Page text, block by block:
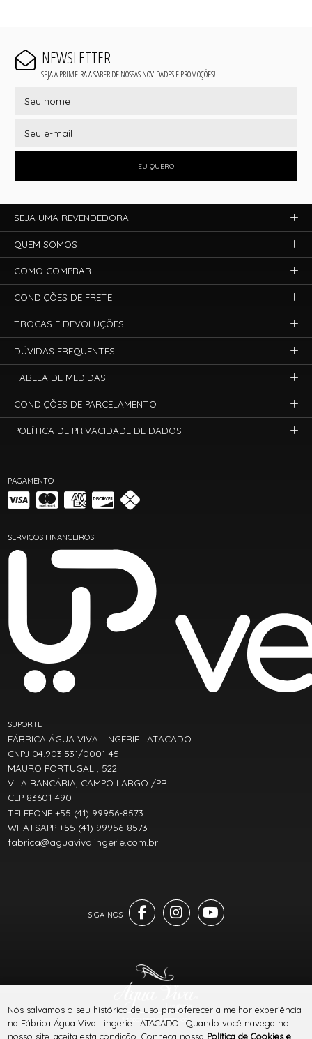
NEWSLETTER
SEJA A PRIMEIRA A SABER DE NOSSAS NOVIDADES E PROMOÇÕES!
EU QUERO
PAGAMENTO
SERVIÇOS FINANCEIROS
SUPORTE
FÁBRICA ÁGUA VIVA LINGERIE I ATACADO
CNPJ 04.903.531/0001-45
MAURO PORTUGAL , 522
VILA BANCÁRIA, CAMPO LARGO /PR
CEP 83601-490
TELEFONE +55 (41) 99956-8573
WHATSAPP +55 (41) 99956-8573
fabrica@aguavivalingerie.com.br
SEJA UMA REVENDEDORA
QUEM SOMOS
COMO COMPRAR
CONDIÇÕES DE FRETE
TROCAS E DEVOLUÇÕES
DÚVIDAS FREQUENTES
TABELA DE MEDIDAS
CONDIÇÕES DE PARCELAMENTO
POLÍTICA DE PRIVACIDADE DE DADOS
® TODOS DIREITOS RESERVADOS
Nós salvamos o seu histórico de uso pra oferecer a melhor experiência
na Fábrica Água Viva Lingerie I ATACADO . Quando você navega no
nosso site, aceita esta condição. Conheça nossa Política de Cookies e